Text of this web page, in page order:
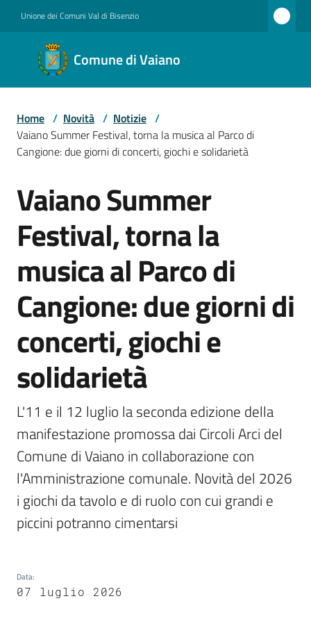
Unione dei Comuni Val di Bisenzio
Comune di Vaiano
Comune
di
Vaiano
Amministrazione
Novità
Documenti
e
dati
Argomenti
Seguici
su
Home / Novità / Notizie /
Vaiano Summer Festival, torna la musica al Parco di
Cangione: due giorni di concerti, giochi e solidarietà
Salta al contenuto
Vaiano Summer
Festival, torna la
musica al Parco di
Cangione: due giorni di
concerti, giochi e
solidarietà
L'11 e il 12 luglio la seconda edizione della
manifestazione promossa dai Circoli Arci del
Comune di Vaiano in collaborazione con
l'Amministrazione comunale. Novità del 2026
i giochi da tavolo e di ruolo con cui grandi e
piccini potranno cimentarsi
Data:
07 luglio 2026